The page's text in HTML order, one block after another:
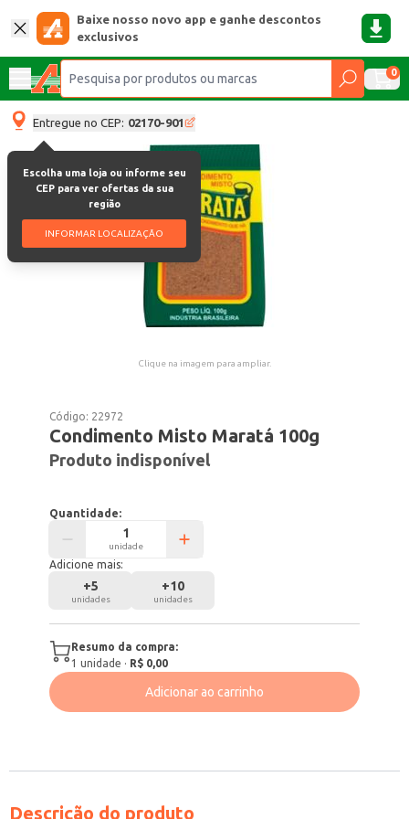
Baixe nosso novo app e ganhe descontos
exclusivos
0
Entregue no CEP: 02170-901
Escolha uma loja ou informe seu
CEP para ver ofertas da sua
região
INFORMAR LOCALIZAÇÃO
Clique na imagem para ampliar.
Código: 22972
Condimento Misto Maratá 100g
Produto indisponível
Quantidade:
unidade
Adicione mais:
+5
unidades
+10
unidades
Resumo da compra:
1 unidade · R$ 0,00
Adicionar ao carrinho
Descrição do produto